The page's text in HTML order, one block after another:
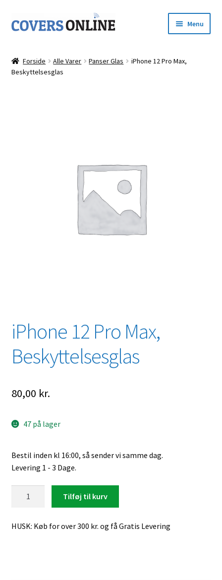
Spring
til
Spring
til
Menu
Shop
Forside Alle Varer Panser Glas
iPhone 12 Pro Max,
Beskyttelsesglas
iPhone 12 Pro Max,
Beskyttelsesglas
80,00 kr.
47 på lager
Bestil inden kl 16:00, så sender vi samme dag.
Levering 1 - 3 Dage.
Max,
Tilføj til kurv
HUSK: Køb for over 300 kr. og få Gratis Levering